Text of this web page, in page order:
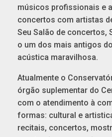
músicos profissionais e
concertos com artistas
Seu Salão de concertos,
o um dos mais antigos
acústica maravilhosa.
Atualmente o
órgão suplementar do
com o atendimento à
formas: cultural e
recitais, concertos,